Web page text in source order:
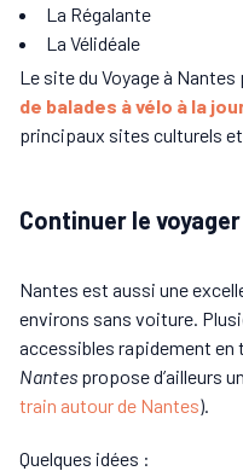
La Régalante
La Vélidéale
Le site du Voyage à
de balades à vélo à la
principaux sites culturels et
Continuer le
Nantes est aussi une
environs sans voiture.
accessibles rapidement en
Nantes propose d’ailleurs
train autour de Nantes).
Quelques idées :